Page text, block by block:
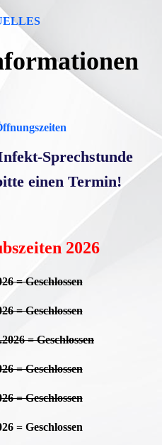
Sprechstunde
einen Termin!
2026
= Geschlossen
= Geschlossen
= Geschlossen
= Geschlossen
= Geschlossen
= Geschlossen